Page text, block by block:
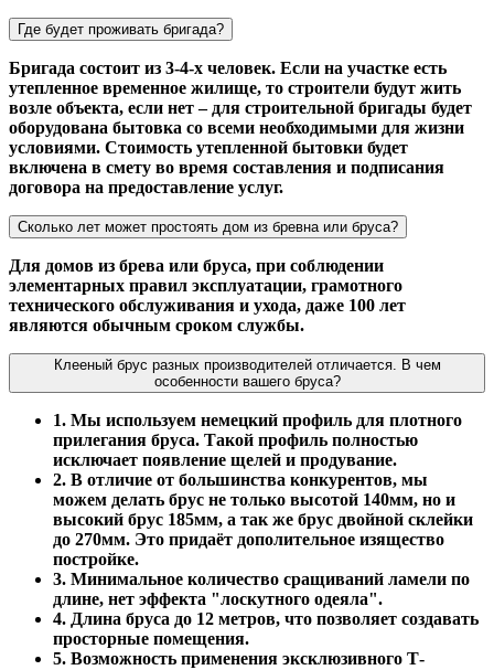
Где будет проживать бригада?
Бригада состоит из 3-4-х человек. Если на участке есть
утепленное временное жилище, то строители будут жить
возле объекта, если нет – для строительной бригады будет
оборудована бытовка со всеми необходимыми для жизни
условиями. Стоимость утепленной бытовки будет
включена в смету во время составления и подписания
договора на предоставление услуг.
Сколько лет может простоять дом из бревна или бруса?
Для домов из брева или бруса, при соблюдении
элементарных правил эксплуатации, грамотного
технического обслуживания и ухода, даже 100 лет
являются обычным сроком службы.
Клееный брус разных производителей отличается. В чем
особенности вашего бруса?
1. Мы используем немецкий профиль для плотного
прилегания бруса. Такой профиль полностью
исключает появление щелей и продувание.
2. В отличие от большинства конкурентов, мы
можем делать брус не только высотой 140мм, но и
высокий брус 185мм, а так же брус двойной склейки
до 270мм. Это придаёт дополительное изящество
постройке.
3. Минимальное количество сращиваний ламели по
длине, нет эффекта "лоскутного одеяла".
4. Длина бруса до 12 метров, что позволяет создавать
просторные помещения.
5. Возможность применения эксклюзивного Т-